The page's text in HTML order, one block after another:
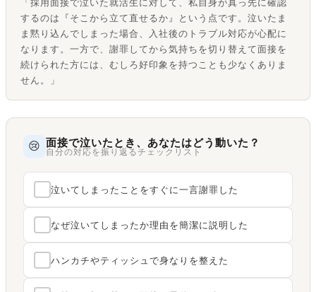
「採用面接で泣いた就活生に対して、私自身が真っ先に確認
するのは『そこから立て直せるか』という点です。泣いたま
ま黙り込んでしまった場合、入社後のトラブル対応が心配に
なります。一方で、謝罪してから気持ちを切り替えて面接を
続けられた方には、むしろ好印象を持つことも少なくありま
せん。」
😢 面接で泣いたとき、あなたはどう動いた？
自分の対応を振り返るチェックリスト
泣いてしまったことをすぐに一言謝罪した
なぜ泣いてしまったか理由を簡潔に説明した
ハンカチやティッシュで身なりを整えた